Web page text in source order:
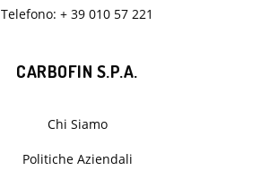
Telefono: + 39 010 57 221
CARBOFIN S.P.A.
Chi Siamo
Politiche Aziendali